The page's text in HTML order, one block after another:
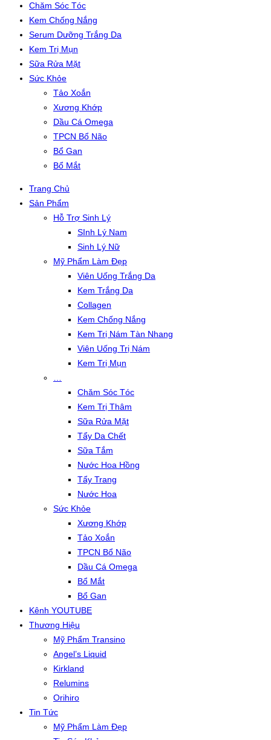
Chăm Sóc Tóc
Kem Chống Nắng
Serum Dưỡng Trắng Da
Kem Trị Mụn
Sữa Rửa Mặt
Sức Khỏe
Tảo Xoắn
Xương Khớp
Dầu Cá Omega
TPCN Bổ Não
Bổ Gan
Bổ Mắt
Trang Chủ
Sản Phẩm
Hỗ Trợ Sinh Lý
SInh Lý Nam
Sinh Lý Nữ
Mỹ Phẩm Làm Đẹp
Viên Uống Trắng Da
Kem Trắng Da
Collagen
Kem Chống Nắng
Kem Trị Nám Tàn Nhang
Viên Uống Trị Nám
Kem Trị Mụn
Chăm Sóc Tóc
Kem Trị Thâm
Sữa Rửa Mặt
Tẩy Da Chết
Sữa Tắm
Nước Hoa Hồng
Tẩy Trang
Nước Hoa
Sức Khỏe
Xương Khớp
Tảo Xoắn
TPCN Bổ Não
Dầu Cá Omega
Bổ Mắt
Bổ Gan
Kênh YOUTUBE
Thương Hiệu
Mỹ Phẩm Transino
Angel’s Liquid
Kirkland
Relumins
Orihiro
Tin Tức
Mỹ Phẩm Làm Đẹp